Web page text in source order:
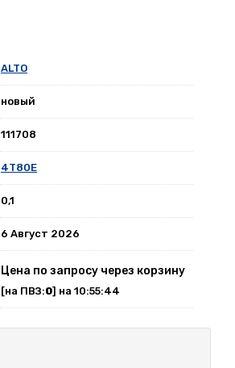
ALTO
новый
111708
4T80E
0,1
6 Август 2026
Цена по запросу через корзину
[на ПВЗ:0] на 10:55:44